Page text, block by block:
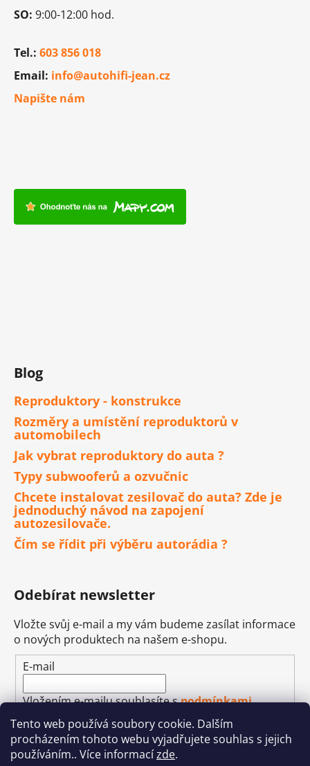
Tento web používá soubory cookie. Dalším
procházením tohoto webu vyjadřujete souhlas s jejich
používáním.. Více informacízde.
SO: 9:00-12:00 hod.
Tel.: 603 856 018
Email: info@autohifi-jean.cz
Napište nám
Blog
Reproduktory - konstrukce
Rozměry a umístění reproduktorů v
automobilech
Jak vybrat reproduktory do auta ?
Typy subwooferů a ozvučnic
Chcete instalovat zesilovač do auta? Zde je
jednoduchý návod na zapojení
autozesilovače.
Čím se řídit při výběru autorádia ?
Odebírat newsletter
Vložte svůj e-mail a my vám budeme zasílat informace
o nových produktech na našem e-shopu.
E-mail
Vložením e-mailu souhlasíte spodmínkami
ochrany osobních údajů
PŘIHLÁSIT SE